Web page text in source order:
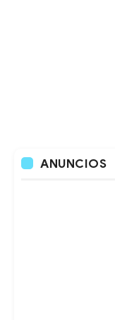
ANUNCIOS